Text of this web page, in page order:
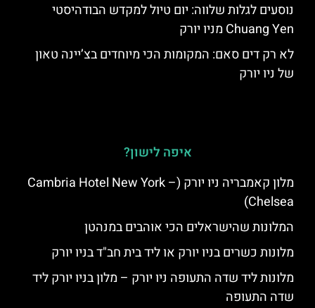
נוסעים לגלות שלווה: יום טיול למקדש הבודהיסטי
Chuang Yen מניו יורק
לא רק דים סאם: המקומות הכי מיוחדים בצ’יינה טאון
של ניו יורק
איפה לישון?
מלון קאמבריה ניו יורק (Cambria Hotel New York –
Chelsea)
המלונות שהישראלים הכי אוהבים במנהטן
מלונות כשרים בניו יורק או ליד בית חב"ד בניו יורק
מלונות ליד שדה התעופה ניו יורק – מלון בניו יורק ליד
שדה התעופה